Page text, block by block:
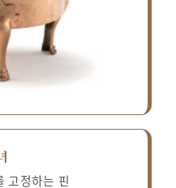
고정하는 핀